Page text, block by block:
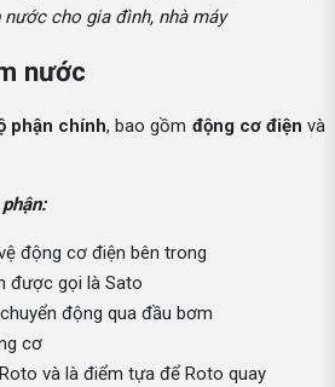
nước cho gia đình, nhà máy
nước
phận chính, bao gồm động cơ điện và
động cơ điện bên trong
được gọi là Sato
động qua đầu bơm
cơ
và là điểm tựa để Roto quay